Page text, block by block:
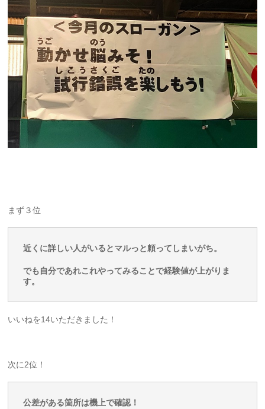
まず３位
近くに詳しい人がいるとマルっと頼ってしまいがち。
でも自分であれこれやってみることで経験値が上がりま
す。
いいねを14いただきました！
次に2位！
公差がある箇所は機上で確認！